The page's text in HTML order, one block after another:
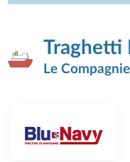
Traghetti
Le